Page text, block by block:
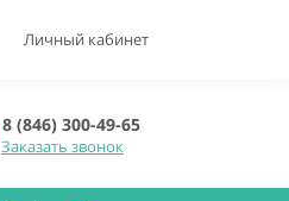
Личный кабинет
8 (846) 300-49-65
Заказать звонок